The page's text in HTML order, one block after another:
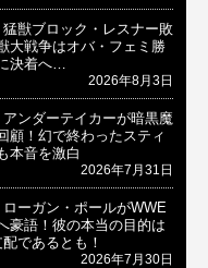
猛獣ブロック・レスナー敗
大戦争はオバ・フェミ勝
決着へ…
2026年8月3日
アンダーテイカーが暗黒魔
顧！幻で終わったスティ
本音を激白
2026年7月31日
ローガン・ポールがWWE
豪語！彼の本当の目的は
であるとも！
2026年7月30日